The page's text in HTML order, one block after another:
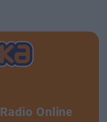
Radio Online